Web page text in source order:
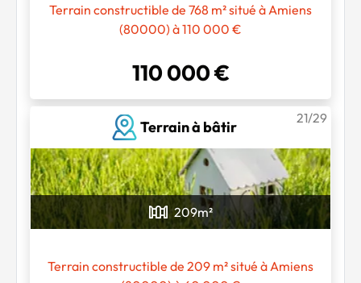
Terrain constructible de 768 m² situé à Amiens
(80000) à 110 000 €
110 000 €
Terrain à bâtir
21/29
209m²
Terrain constructible de 209 m² situé à Amiens